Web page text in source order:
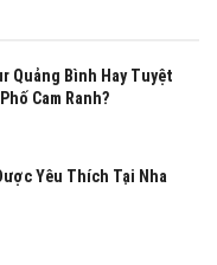
Quảng Bình Hay Tuyệt
Cam Ranh?
Yêu Thích Tại Nha